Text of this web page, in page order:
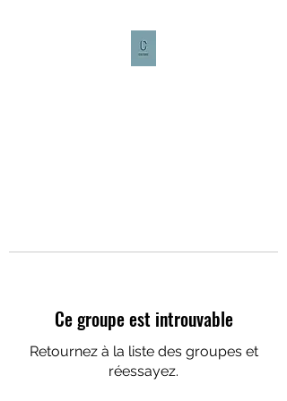
Ce groupe est introuvable
Retournez à la liste des groupes et
réessayez.